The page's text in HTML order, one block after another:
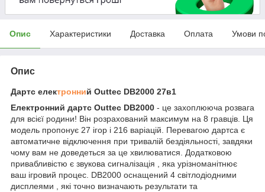
Опис Характеристики Доставка Оплата Умови
Опис
Дартс електронний Outtec DB2000 27в1
Електронний дартс Outtec DB2000 - це захоплююча розвага
для всієї родини! Він розрахований максимум на 8 гравців. Ця
модель пропонує 27 ігор і 216 варіацій. Перевагою дартса є
автоматичне відключення при тривалій бездіяльності, завдяки
чому вам не доведеться за це хвилюватися. Додатковою
привабливістю є звукова сигналізація , яка урізноманітнює
ваш ігровий процес. DB2000 оснащений 4 світлодіодними
дисплеями , які точно визначають результати та